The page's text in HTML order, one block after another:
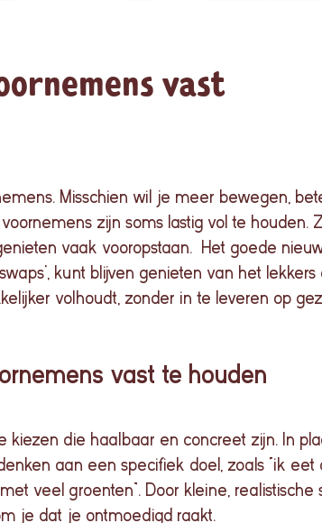
vast
. Misschien wil je meer bewegen
voornemens zijn soms lastig vol te houden.
vaak vooropstaan. Het goede
kunt blijven genieten van het
er volhoudt, zonder in te leveren op
vast te houden
kiezen die haalbaar en concreet zijn. In
aan een specifiek doel, zoals “ik eet
veel groenten”. Door kleine,
je dat je ontmoedigd raakt.